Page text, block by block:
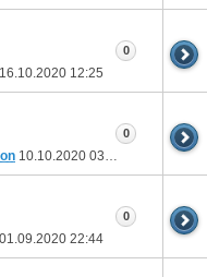
16.10.2020 12:25
0
10.10.2020 03:54
0
01.09.2020 22:44
0